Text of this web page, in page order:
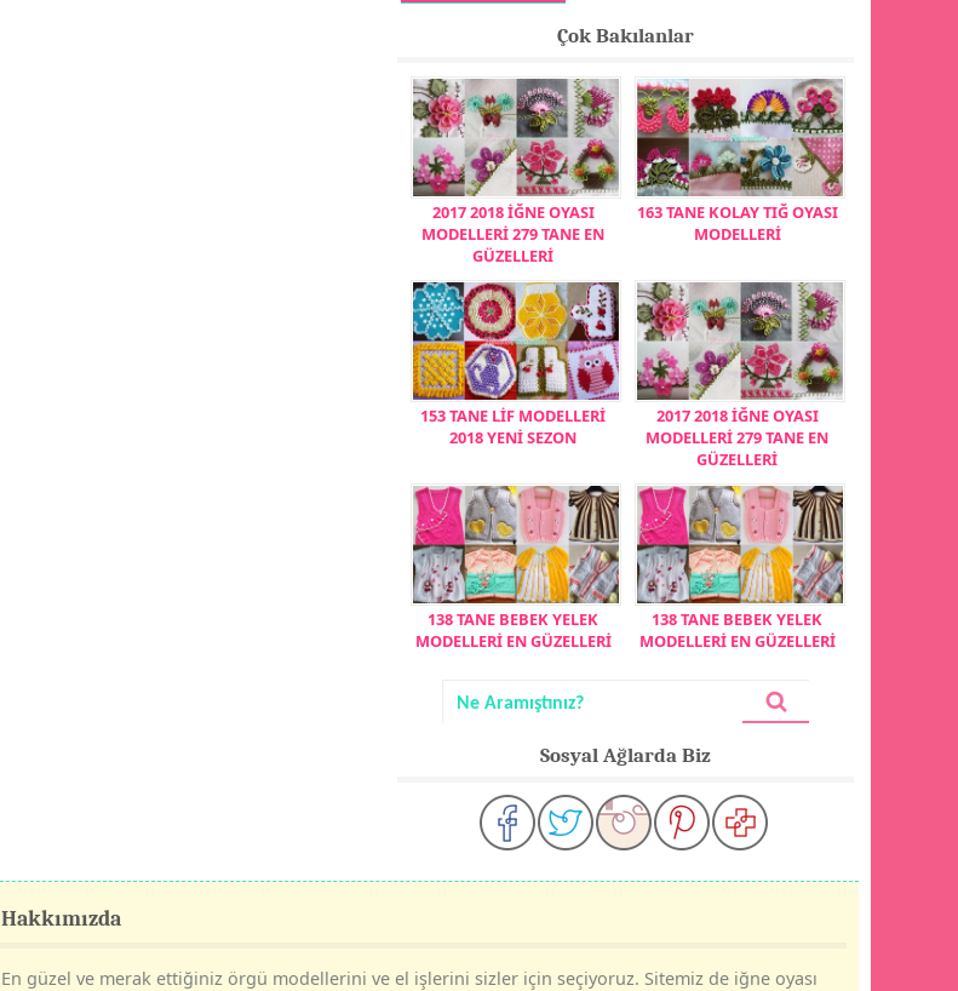
Çok Bakılanlar
2017 2018 İĞNE OYASI
MODELLERİ 279 TANE EN
GÜZELLERİ
163 TANE KOLAY TIĞ OYASI
MODELLERİ
153 TANE LİF MODELLERİ
2018 YENİ SEZON
2017 2018 İĞNE OYASI
MODELLERİ 279 TANE EN
GÜZELLERİ
138 TANE BEBEK YELEK
MODELLERİ EN GÜZELLERİ
138 TANE BEBEK YELEK
MODELLERİ EN GÜZELLERİ
Sosyal Ağlarda Biz
Hakkımızda
En güzel ve merak ettiğiniz örgü modellerini ve el işlerini sizler için seçiyoruz. Sitemiz de iğne oyası